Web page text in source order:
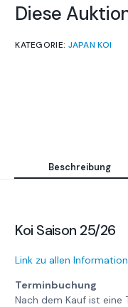
Diese
KATEGORIE: JAPAN KOI
Beschreibung
Koi Saison 25/26
Link zu allen
Terminbuchung
Nach dem Kauf ist eine